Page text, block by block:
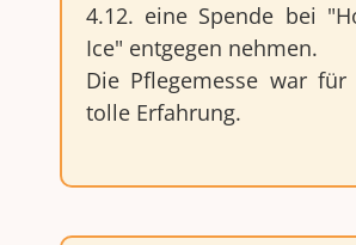
4.12. eine Spende bei
Ice" entgegen nehmen.
Die Pflegemesse war
tolle Erfahrung.